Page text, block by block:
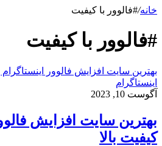
خانه/#فالوور با کیفیت
#فالوور با کیفیت
بهترین سایت افزایش فالوور اینستاگرام
اینستاگرام
آگوست 10, 2023
بهترین سایت افزایش
کیفیت بالا